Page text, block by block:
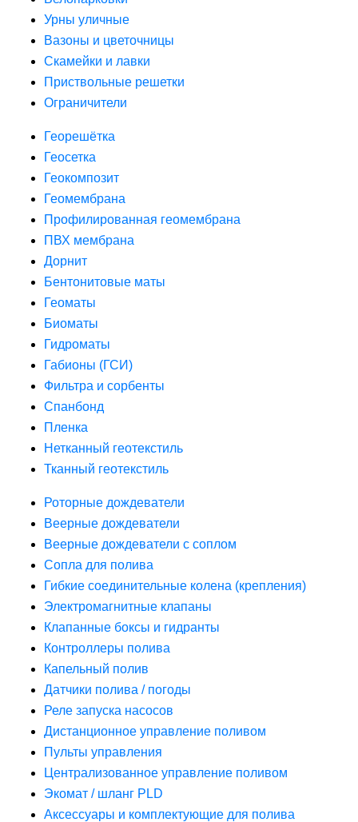
Урны уличные
Вазоны и цветочницы
Скамейки и лавки
Приствольные решетки
Ограничители
Георешётка
Геосетка
Геокомпозит
Геомембрана
Профилированная геомембрана
ПВХ мембрана
Дорнит
Бентонитовые маты
Геоматы
Биоматы
Гидроматы
Габионы (ГСИ)
Фильтра и сорбенты
Спанбонд
Пленка
Нетканный геотекстиль
Тканный геотекстиль
Роторные дождеватели
Веерные дождеватели
Веерные дождеватели с соплом
Сопла для полива
Гибкие соединительные колена (крепления)
Электромагнитные клапаны
Клапанные боксы и гидранты
Контроллеры полива
Капельный полив
Датчики полива / погоды
Реле запуска насосов
Дистанционное управление поливом
Пульты управления
Централизованное управление поливом
Экомат / шланг PLD
Аксессуары и комплектующие для полива